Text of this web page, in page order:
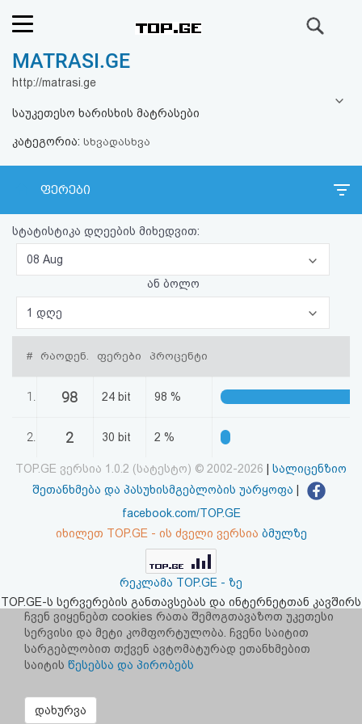
რეიტინგი
ფოსტა
კითხვა-
პასუხი
ავტორიზაცია
რეგისტრაცია
აღდგენა
კოდი
სალიცენზიო
პასუხისმგებლობის
უარყოფა
MATRASI.GE
http://matrasi.ge
საუკეთესო ხარისხის მატრასები
კატეგორია: სხვადასხვა
ფერები
სტატისტიკა დღეების მიხედვით:
08 Aug
ან ბოლო
1 დღე
# რაოდენ. ფერები პროცენტი
1. 98 24 bit 98 %
2. 2 30 bit 2 %
TOP.GE ვერსია 1.0.2 (სატესტო) © 2002-2026
სალიცენზიო
შეთანხმება და პასუხისმგებლობის უარყოფა
facebook.com/TOP.GE
იხილეთ TOP.GE - ის ძველი ვერსია ბმულზე
რეკლამა TOP.GE - ზე
TOP.GE-ს სერვერების განთავსებას და ინტერნეტთან კავშირს
უზრუნველყოფს:CLOUD9
ჩვენ ვიყენებთ cookies რათა შემოგთავაზოთ უკეთესი
სერვისი და მეტი კომფორტულობა. ჩვენი საიტით
სარგებლობით თქვენ ავტომატურად ეთანხმებით
საიტის წესებსა და პირობებს
დახურვა